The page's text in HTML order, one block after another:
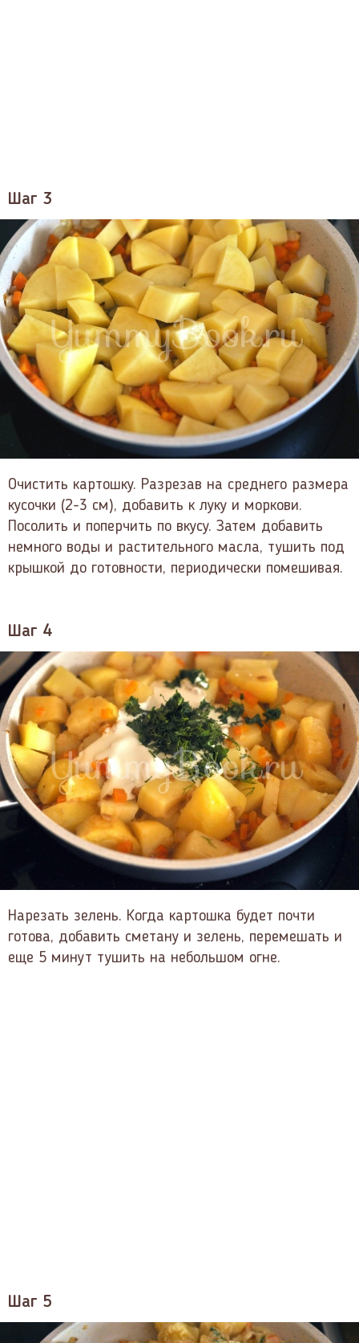
Шаг 3
Очистить картошку. Разрезав на среднего размера
кусочки (2-3 см), добавить к луку и моркови.
Посолить и поперчить по вкусу. Затем добавить
немного воды и растительного масла, тушить под
крышкой до готовности, периодически помешивая.
Шаг 4
Нарезать зелень. Когда картошка будет почти
готова, добавить сметану и зелень, перемешать и
еще 5 минут тушить на небольшом огне.
Шаг 5